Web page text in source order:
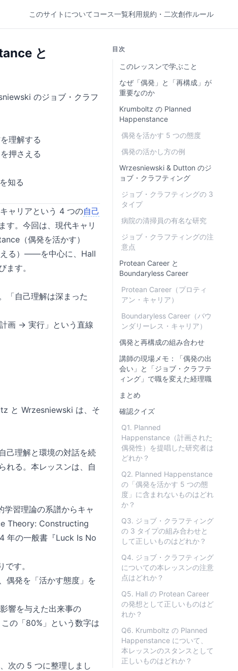
このサイトについて コース一覧利用規約・二次創作ルール
と
のジョブ・クラフ
理解する
押さえる
知る
ャリアという 4 つの自己
す。今回は、現代キャリ
（偶発を活かす）
える）——を中心に、Hall
す。
「自己理解は深まった
画 → 実行」という直線
と Wrzesniewski は、そ
己理解と環境の対話を続
れる。本レッスンは、自
習理論の系譜からキャ
Theory: Constructing
年の一般書『Luck Is No
す。
偶発を「活かす態度」を
響を与えた出来事の
の「80%」という数字は
次の 5 つに整理しまし
目次
このレッスンで学ぶこと
なぜ「偶発」と「再構成」が
重要なのか
Krumboltz の Planned
Happenstance
偶発を活かす 5 つの態度
偶発の活かし方の例
Wrzesniewski & Dutton のジ
ョブ・クラフティング
ジョブ・クラフティングの 3
タイプ
病院の清掃員の有名な研究
ジョブ・クラフティングの注
意点
Protean Career と
Boundaryless Career
Protean Career（プロティ
アン・キャリア）
Boundaryless Career（バウ
ンダリーレス・キャリア）
偶発と再構成の組み合わせ
講師の現場メモ：「偶発の出
会い」と「ジョブ・クラフテ
ィング」で職を変えた経理職
まとめ
確認クイズ
Q1. Planned
Happenstance（計画された
偶発性）を提唱した研究者は
どれか？
Q2. Planned Happenstance
の「偶発を活かす 5 つの態
度」に含まれないものはどれ
か？
Q3. ジョブ・クラフティング
の 3 タイプの組み合わせと
して正しいものはどれか？
Q4. ジョブ・クラフティング
についての本レッスンの注意
点はどれか？
Q5. Hall の Protean Career
の発想として正しいものはど
れか？
Q6. Krumboltz の Planned
Happenstance について、
本レッスンのスタンスとして
正しいものはどれか？